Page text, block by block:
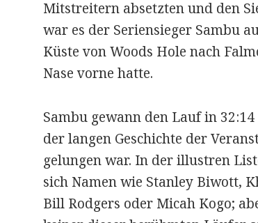
Mitstreitern absetzten und den
war es der Seriensieger Sambu
Küste von Woods Hole nach
Nase vorne hatte.
Sambu gewann den Lauf in
der langen Geschichte der
gelungen war. In der illustren
sich Namen wie Stanley Biwott,
Bill Rodgers oder Micah Kogo;